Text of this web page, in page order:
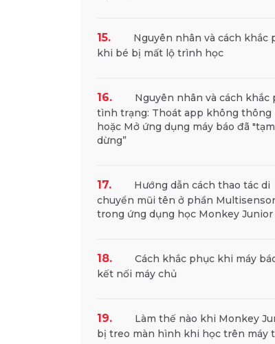
15.
Nguyên nhân và cách khắc
khi bé bị mất lộ trình học
16.
Nguyên nhân và cách khắc
tình trạng: Thoát app không thông
hoặc Mở ứng dụng máy báo đã "tạm
dừng”
17.
Hướng dẫn cách thao tác di
chuyển mũi tên ở phần
trong ứng dụng học Monkey Junior
18.
Cách khắc phục khi máy
kết nối máy chủ
19.
Làm thế nào khi Monkey
bị treo màn hình khi học trên máy